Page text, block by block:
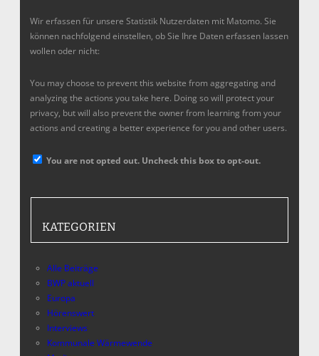
Wir erfassen für unsere Statistik Nutzerdaten mit Matomo. Sie
können nachfolgend einstellen, ob Sie Ihre Daten erfassen lassen
wollen oder nicht:
You may choose to prevent this website from aggregating and
analyzing the actions you take here. Doing so will protect your
privacy, but will also prevent the owner from learning from your
actions and creating a better experience for you and other users.
You are not opted out. Uncheck this box to opt-out.
KATEGORIEN
Alle Beiträge
BWP aktuell
Europa
Hörenswert
Interviews
Kommunale Wärmewende